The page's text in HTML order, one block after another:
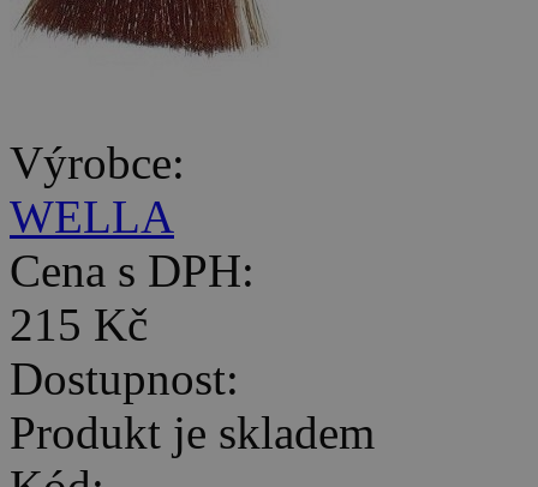
Výrobce:
WELLA
Cena s DPH:
215 Kč
Dostupnost:
Produkt je skladem